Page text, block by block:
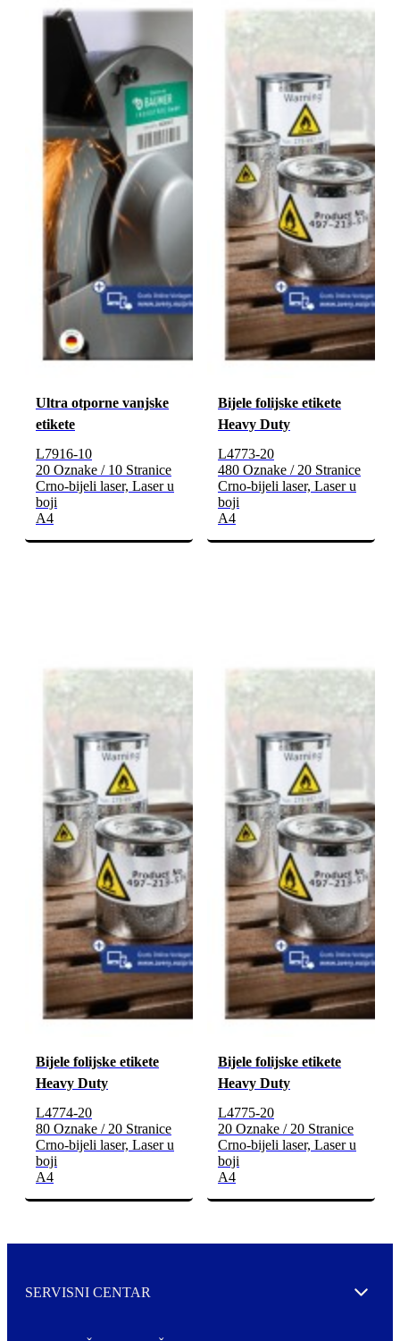
Ultra otporne vanjske
etikete
L7916-10
20 Oznake / 10 Stranice
Crno-bijeli laser, Laser u
boji
A4
Bijele folijske etikete
Heavy Duty
L4773-20
480 Oznake / 20 Stranice
Crno-bijeli laser, Laser u
boji
A4
Bijele folijske etikete
Heavy Duty
L4774-20
80 Oznake / 20 Stranice
Crno-bijeli laser, Laser u
boji
A4
Bijele folijske etikete
Heavy Duty
L4775-20
20 Oznake / 20 Stranice
Crno-bijeli laser, Laser u
boji
A4
SERVISNI CENTAR Expand